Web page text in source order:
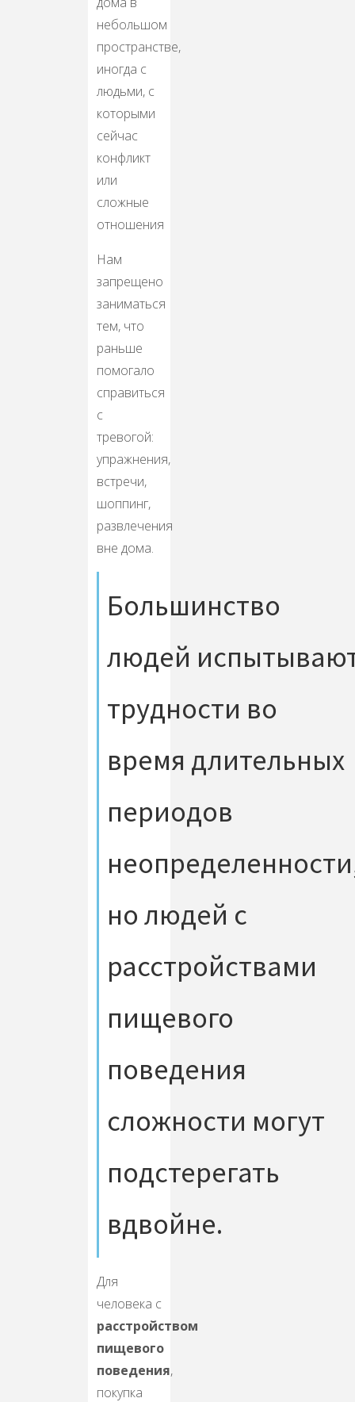
небольшом
пространстве,
иногда с
людьми, с
которыми
сейчас
конфликт
или
сложные
отношения
Нам
запрещено
заниматься
тем, что
раньше
помогало
справиться
с
тревогой:
упражнения,
встречи,
шоппинг,
развлечения
вне дома.
Большинство
людей
трудности во
время длительных
периодов
но людей с
расстройствами
пищевого
поведения
сложности могут
подстерегать
вдвойне.
Для
человека с
расстройством
пищевого
поведения,
покупка